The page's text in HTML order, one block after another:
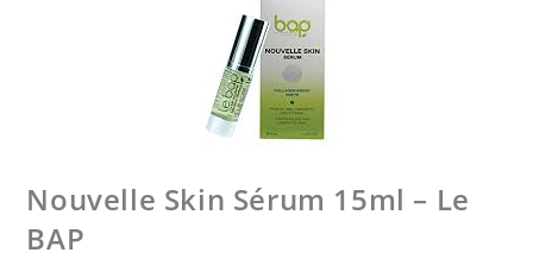
Nouvelle Skin Sérum 15ml – Le
BAP